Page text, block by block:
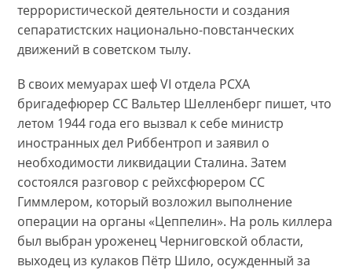
террористической деятельности и создания
сепаратистских национально-повстанческих
движений в советском тылу.
В своих мемуарах шеф VI отдела РСХА
бригадефюрер СС Вальтер Шелленберг пишет, что
летом 1944 года его вызвал к себе министр
иностранных дел Риббентроп и заявил о
необходимости ликвидации Сталина. Затем
состоялся разговор с рейхсфюрером СС
Гиммлером, который возложил выполнение
операции на органы «Цеппелин». На роль киллера
был выбран уроженец Черниговской области,
выходец из кулаков Пётр Шило, осужденный за